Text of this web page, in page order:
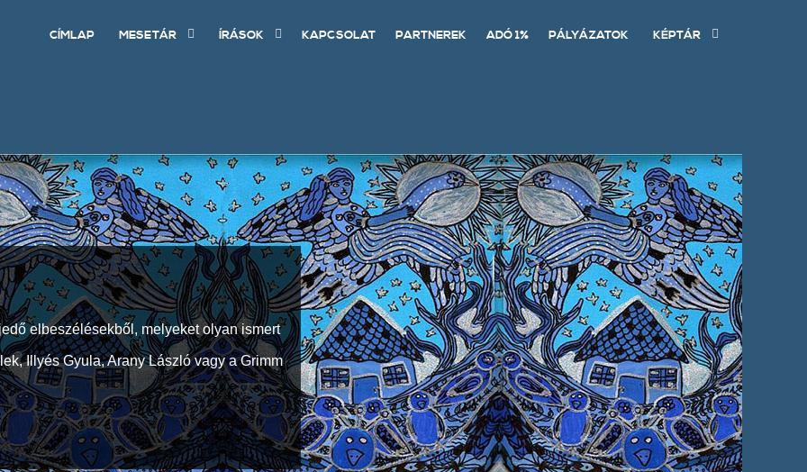
CÍMLAP MESETÁR ÍRÁSOK KAPCSOLAT PARTNEREK ADÓ 1% PÁLYÁZATOK KÉPTÁR
elbeszélésekből, melyeket olyan ismert
Illyés Gyula, Arany László vagy a Grimm